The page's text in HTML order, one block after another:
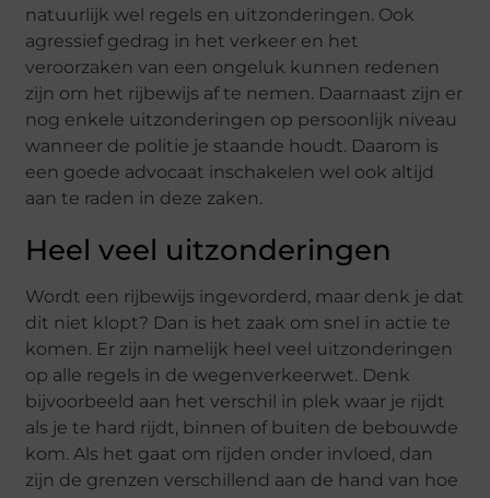
natuurlijk wel regels en uitzonderingen. Ook
agressief gedrag in het verkeer en het
veroorzaken van een ongeluk kunnen redenen
zijn om het rijbewijs af te nemen. Daarnaast zijn er
nog enkele uitzonderingen op persoonlijk niveau
wanneer de politie je staande houdt. Daarom is
een goede advocaat inschakelen wel ook altijd
aan te raden in deze zaken.
Heel veel uitzonderingen
Wordt een rijbewijs ingevorderd, maar denk je dat
dit niet klopt? Dan is het zaak om snel in actie te
komen. Er zijn namelijk heel veel uitzonderingen
op alle regels in de wegenverkeerwet. Denk
bijvoorbeeld aan het verschil in plek waar je rijdt
als je te hard rijdt, binnen of buiten de bebouwde
kom. Als het gaat om rijden onder invloed, dan
zijn de grenzen verschillend aan de hand van hoe